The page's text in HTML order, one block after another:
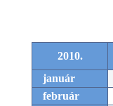
2010.
január
február